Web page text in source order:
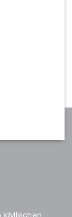
idyllischen